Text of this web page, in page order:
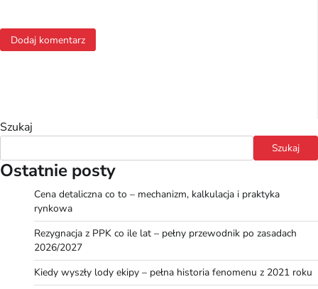
Szukaj
Szukaj
Ostatnie posty
Cena detaliczna co to – mechanizm, kalkulacja i praktyka
rynkowa
Rezygnacja z PPK co ile lat – pełny przewodnik po zasadach
2026/2027
Kiedy wyszły lody ekipy – pełna historia fenomenu z 2021 roku